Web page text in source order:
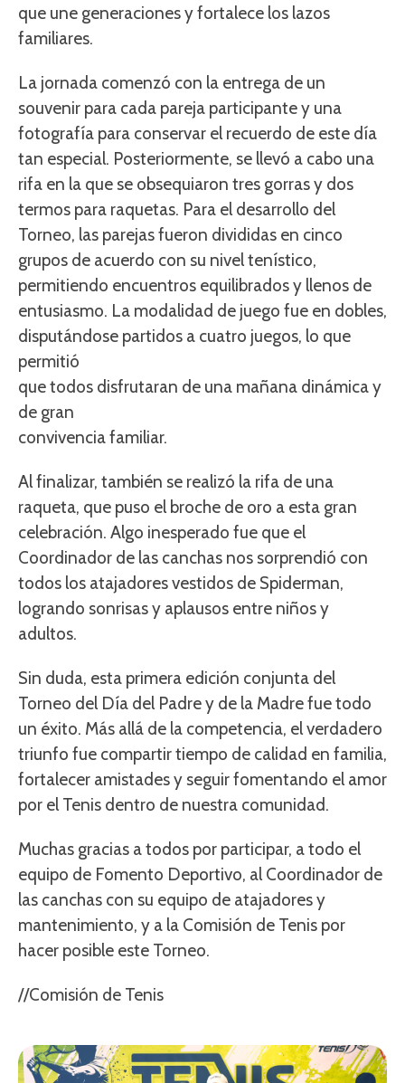
que une generaciones y fortalece los lazos
familiares.
La jornada comenzó con la entrega de un
souvenir para cada pareja participante y una
fotografía para conservar el recuerdo de este día
tan especial. Posteriormente, se llevó a cabo una
rifa en la que se obsequiaron tres gorras y dos
termos para raquetas. Para el desarrollo del
Torneo, las parejas fueron divididas en cinco
grupos de acuerdo con su nivel tenístico,
permitiendo encuentros equilibrados y llenos de
entusiasmo. La modalidad de juego fue en dobles,
disputándose partidos a cuatro juegos, lo que
permitió
que todos disfrutaran de una mañana dinámica y
de gran
convivencia familiar.
Al finalizar, también se realizó la rifa de una
raqueta, que puso el broche de oro a esta gran
celebración. Algo inesperado fue que el
Coordinador de las canchas nos sorprendió con
todos los atajadores vestidos de Spiderman,
logrando sonrisas y aplausos entre niños y
adultos.
Sin duda, esta primera edición conjunta del
Torneo del Día del Padre y de la Madre fue todo
un éxito. Más allá de la competencia, el verdadero
triunfo fue compartir tiempo de calidad en familia,
fortalecer amistades y seguir fomentando el amor
por el Tenis dentro de nuestra comunidad.
Muchas gracias a todos por participar, a todo el
equipo de Fomento Deportivo, al Coordinador de
las canchas con su equipo de atajadores y
mantenimiento, y a la Comisión de Tenis por
hacer posible este Torneo.
//Comisión de Tenis